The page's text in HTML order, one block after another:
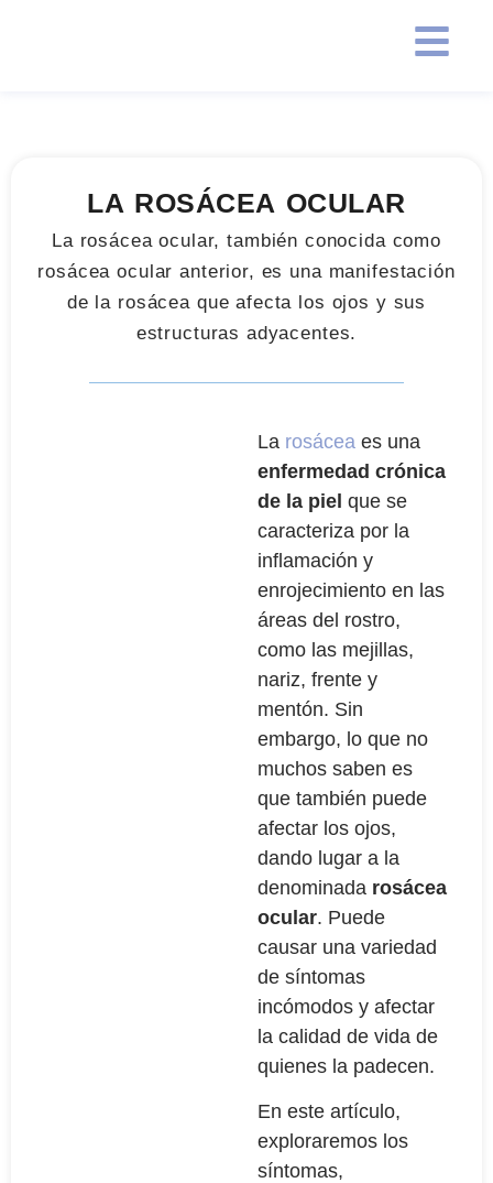
LA ROSÁCEA OCULAR
La rosácea ocular, también conocida como
rosácea ocular anterior, es una manifestación
de la rosácea que afecta los ojos y sus
estructuras adyacentes.
La rosácea es una
enfermedad crónica
de la piel que se
caracteriza por la
inflamación y
enrojecimiento en las
áreas del rostro,
como las mejillas,
nariz, frente y
mentón. Sin
embargo, lo que no
muchos saben es
que también puede
afectar los ojos,
dando lugar a la
denominada rosácea
ocular. Puede
causar una variedad
de síntomas
incómodos y afectar
la calidad de vida de
quienes la padecen.
En este artículo,
exploraremos los
síntomas,